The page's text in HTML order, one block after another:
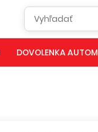
DOVOLENKA AUTOM